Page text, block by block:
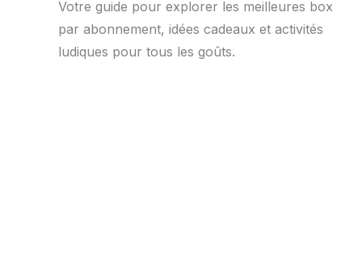
Votre guide pour explorer les meilleures box
par abonnement, idées cadeaux et activités
ludiques pour tous les goûts.